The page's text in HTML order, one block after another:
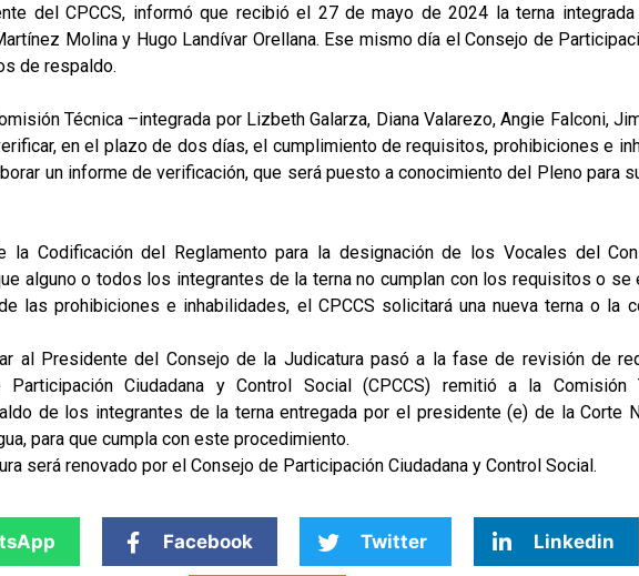
del CPCCS, informó que recibió el 27 de mayo de 2024 la terna
Molina y Hugo Landívar Orellana. Ese mismo día el Consejo de
de respaldo.
Técnica –integrada por Lizbeth Galarza, Diana Valarezo, Angie Falconi,
en el plazo de dos días, el cumplimiento de requisitos, prohibiciones e
un informe de verificación, que será puesto a conocimiento del Pleno para
la Codificación del Reglamento para la designación de los Vocales del
alguno o todos los integrantes de la terna no cumplan con los requisitos o se
las prohibiciones e inhabilidades, el CPCCS solicitará una nueva terna o la
al Presidente del Consejo de la Judicatura pasó a la fase de revisión de
Ciudadana y Control Social (CPCCS) remitió a la Comisión
de los integrantes de la terna entregada por el presidente (e) de la Corte
para que cumpla con este procedimiento.
será renovado por el Consejo de Participación Ciudadana y Control Social.
Facebook Twitter Linkedin